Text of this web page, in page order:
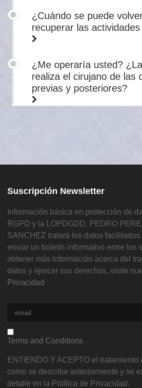
¿Cuándo se puede
recuperar las
¿Me operaría usted?
realiza el cirujano de las
previas y posteriores?
Suscripción Newsletter
Información básica en protección de
RGPD y la LOPDGDD, PEDRO
SANCHEZ tratará los datos
enviar un boletín informativo entre los
obtener más información acerca del
datos y ejercer sus derechos, visite
Privacidad
Terms and Conditions
ENTIENDO Y ACEPTO el tratamiento
como se describe anteriormente y se
detalle en la Política de Privacidad.